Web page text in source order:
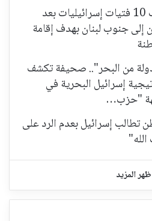
توقيف 10 فتيات إسرائيليات بعد
إلى جنوب لبنان بهدف إقامة
من البحر".. صحيفة تكشف
إسرائيل البحرية في
"حزب…
تطالب إسرائيل بعدم الرد على
المزيد